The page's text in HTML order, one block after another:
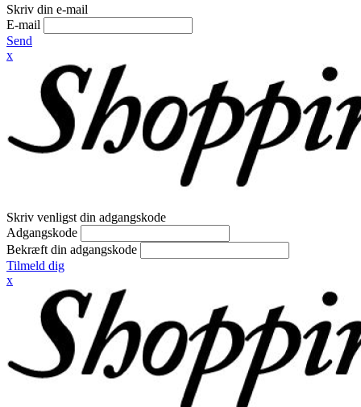
Skriv din e-mail
E-mail
Send
x
Skriv venligst din adgangskode
Adgangskode
Bekræft din adgangskode
Tilmeld dig
x